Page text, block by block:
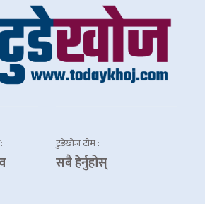
टुडेखोज टीम :
सबै हेर्नुहोस्